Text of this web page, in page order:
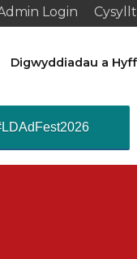
Login
Digwyddiadau a